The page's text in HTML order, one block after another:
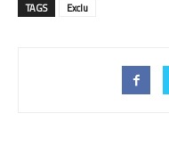
TAGS Exclu